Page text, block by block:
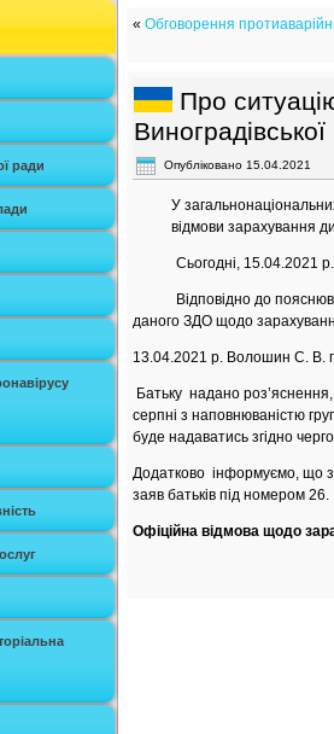
ради
« Обговорення
Про
Опубліковано 15.04.2021
У
відмови зарахування
Сьогодні, 15.04.2021 р.,
Відповідно до
даного ЗДО щодо
13.04.2021 р. Волошин С. В.
Батьку надано
серпні з наповнюваністю
буде надаватись згідно
Додатково інформуємо, що
заяв батьків під номером 26.
Офіційна відмова щодо